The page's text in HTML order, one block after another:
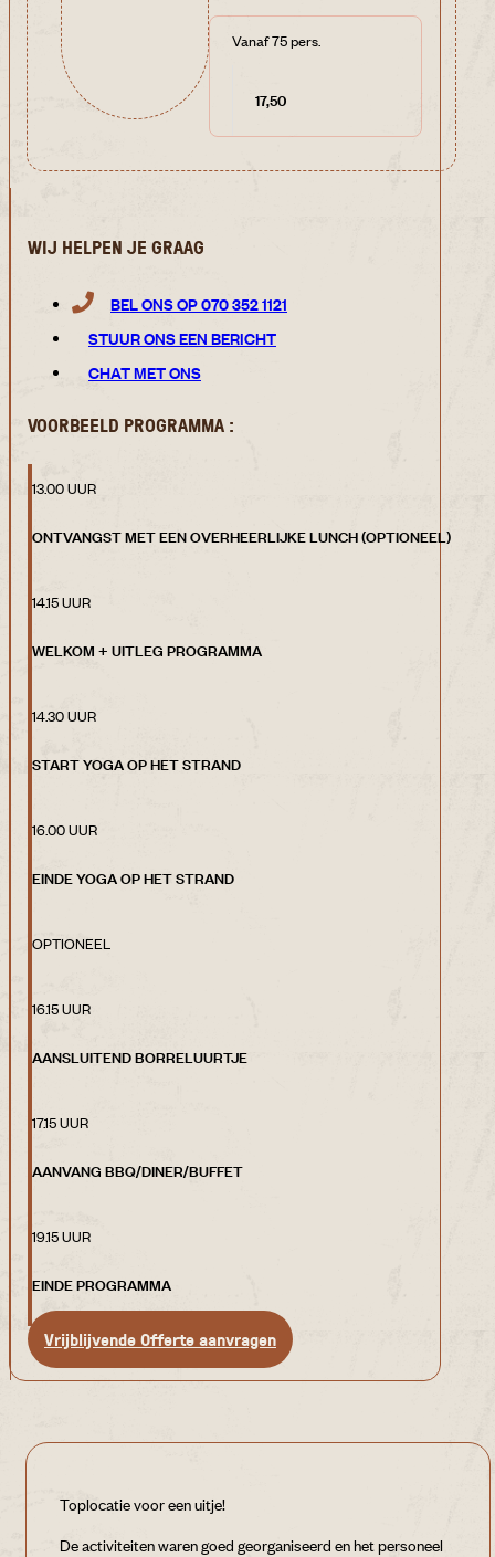
Vanaf 75 pers.
17,50
WIJ HELPEN JE GRAAG
BEL ONS OP 070 352 1121
STUUR ONS EEN BERICHT
CHAT MET ONS
VOORBEELD PROGRAMMA :
13.00 UUR
ONTVANGST MET EEN OVERHEERLIJKE LUNCH (OPTIONEEL)
14.15 UUR
WELKOM + UITLEG PROGRAMMA
14.30 UUR
START YOGA OP HET STRAND
16.00 UUR
EINDE YOGA OP HET STRAND
OPTIONEEL
16.15 UUR
AANSLUITEND BORRELUURTJE
17.15 UUR
AANVANG BBQ/DINER/BUFFET
19.15 UUR
EINDE PROGRAMMA
Vrijblijvende Offerte aanvragen
Toplocatie voor een uitje!
De activiteiten waren goed georganiseerd en het personeel